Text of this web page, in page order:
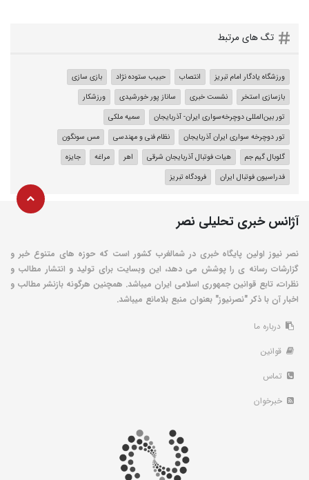
تگ های مرتبط
ورزشگاه یادگار امام تبریز انتصاب حبیب ستوده نژاد
بازی سازی
بازسازی استخر
نشست خبری ساناز پور خورشیدی
ورزشکار
تور بین‌المللی دوچرخه‌سواری ایران- آذربایجان
سمیه ملکی
تور دوچرخه سواری ایران آذربایجان
نظام فنی و مهندسی
مس سونگون
گلوبال گیم جم
هیات فوتبال آذربایجان‌ شرقی اهر مراغه
جایزه
فدراسیون فوتبال ایران
فرودگاه تبریز
آژانس خبری تحلیلی نصر
نصر نیوز اولین پایگاه خبری در شمالغرب کشور است که حوزه های متنوع خبر و
گزارشات رسانه ی را پوشش می دهد، این وبسایت برای تولید و انتشار مطالب و
نظرات، تابع قوانین جمهوری اسلامی ایران میباشد. همچنین هرگونه بازنشر مطالب و
اخبار آن با ذکر "نصرنیوز" بعنوان منبع بلامانع میباشد.
درباره ما
قوانین
تماس
خبرخوان